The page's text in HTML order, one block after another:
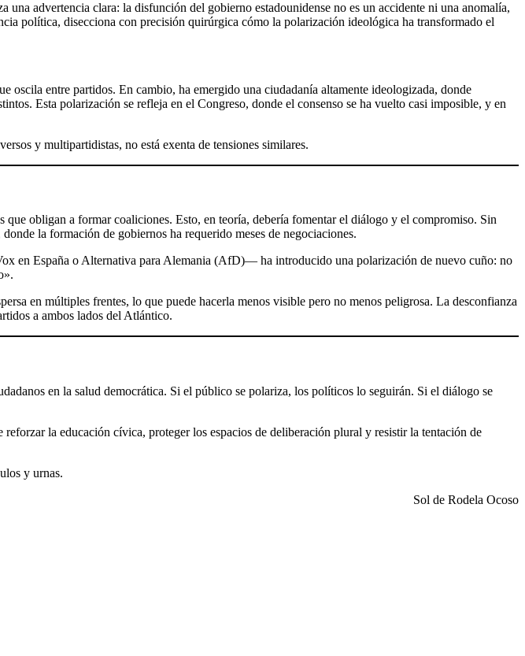
una advertencia clara: la disfunción del gobierno estadounidense no es un accidente ni una anomalía,
política, disecciona con precisión quirúrgica cómo la polarización ideológica ha transformado el
oscila entre partidos. En cambio, ha emergido una ciudadanía altamente ideologizada, donde
Esta polarización se refleja en el Congreso, donde el consenso se ha vuelto casi imposible, y en
y multipartidistas, no está exenta de tensiones similares.
obligan a formar coaliciones. Esto, en teoría, debería fomentar el diálogo y el compromiso. Sin
la formación de gobiernos ha requerido meses de negociaciones.
en España o Alternativa para Alemania (AfD)— ha introducido una polarización de nuevo cuño: no
en múltiples frentes, lo que puede hacerla menos visible pero no menos peligrosa. La desconfianza
a ambos lados del Atlántico.
en la salud democrática. Si el público se polariza, los políticos lo seguirán. Si el diálogo se
la educación cívica, proteger los espacios de deliberación plural y resistir la tentación de
y urnas.
Sol de Rodela Ocoso